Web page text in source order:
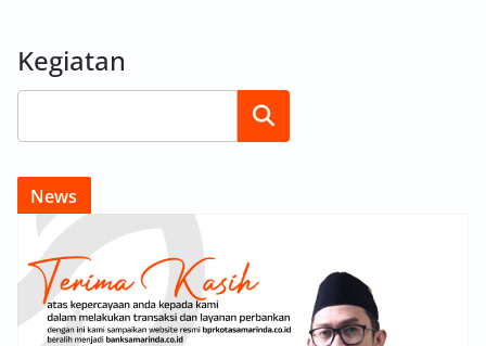
Kegiatan
Search
News